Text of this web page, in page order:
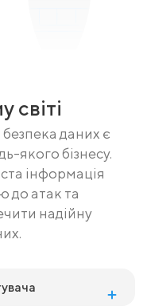
світі
даних є
якого бізнесу.
інформація
до атак та
надійну